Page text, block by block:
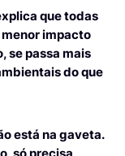
que todas
impacto
se passa mais
do que
está na gaveta.